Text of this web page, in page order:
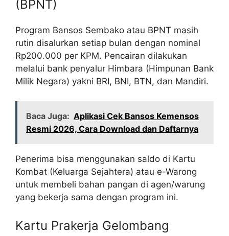
(BPNT)
Program Bansos Sembako atau BPNT masih
rutin disalurkan setiap bulan dengan nominal
Rp200.000 per KPM. Pencairan dilakukan
melalui bank penyalur Himbara (Himpunan Bank
Milik Negara) yakni BRI, BNI, BTN, dan Mandiri.
Baca Juga: Aplikasi Cek Bansos Kemensos
Resmi 2026, Cara Download dan Daftarnya
Penerima bisa menggunakan saldo di Kartu
Kombat (Keluarga Sejahtera) atau e-Warong
untuk membeli bahan pangan di agen/warung
yang bekerja sama dengan program ini.
Kartu Prakerja Gelombang